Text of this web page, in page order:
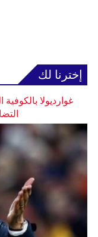
إخترنا لك
غوارديولا